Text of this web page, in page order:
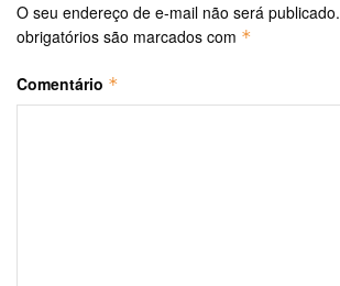
O seu endereço de e-mail não será publicado.
obrigatórios são marcados com *
Comentário *